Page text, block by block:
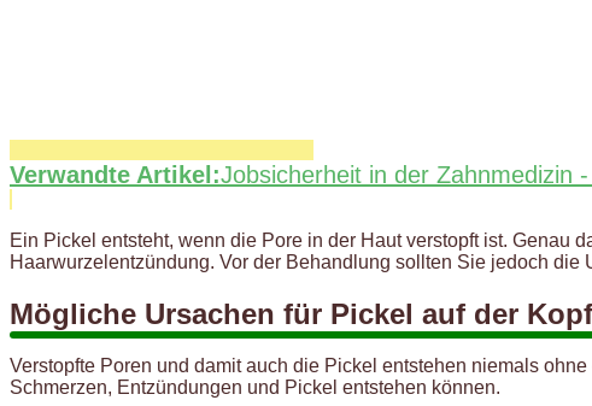
Verwandte Artikel:Jobsicherheit in der Zahnmedizin
Ein Pickel entsteht, wenn die Pore in der Haut verstopft ist. Genau
Haarwurzelentzündung. Vor der Behandlung sollten Sie jedoch
Mögliche Ursachen für Pickel auf der
Verstopfte Poren und damit auch die Pickel entstehen niemals
Schmerzen, Entzündungen und Pickel entstehen können.